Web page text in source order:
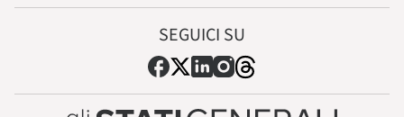
SEGUICI SU